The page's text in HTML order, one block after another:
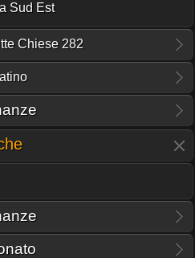
Sud Est
Chiese 282